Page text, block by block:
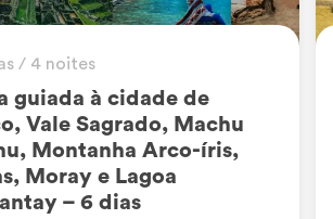
/ 4 noites
guiada à cidade de
Vale Sagrado, Machu
Montanha Arco-íris,
Moray e Lagoa
– 6 dias